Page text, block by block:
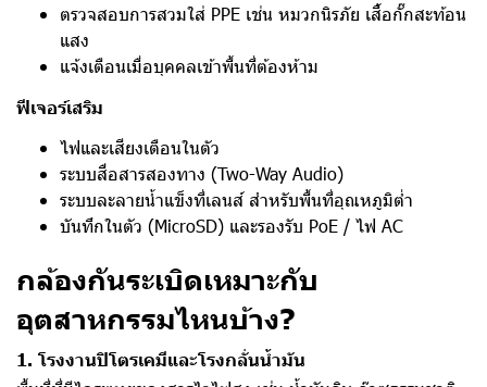
ตรวจสอบการสวมใส่ PPE เช่น หมวกนิรภัย เสื้อกั๊กสะท้อน
แสง
แจ้งเตือนเมื่อบุคคลเข้าพื้นที่ต้องห้าม
ฟีเจอร์เสริม
ไฟและเสียงเตือนในตัว
ระบบสื่อสารสองทาง (Two-Way Audio)
ระบบละลายน้ำแข็งที่เลนส์ สำหรับพื้นที่อุณหภูมิต่ำ
บันทึกในตัว (MicroSD) และรองรับ PoE / ไฟ AC
กล้องกันระเบิดเหมาะกับ
อุตสาหกรรมไหนบ้าง?
1. โรงงานปิโตรเคมีและโรงกลั่นน้ำมัน